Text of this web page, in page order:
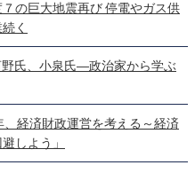
７の巨大地震再び 停電やガス供
く
野氏、小泉氏―政治家から学ぶ
、経済財政運営を考える～経済
しよう」